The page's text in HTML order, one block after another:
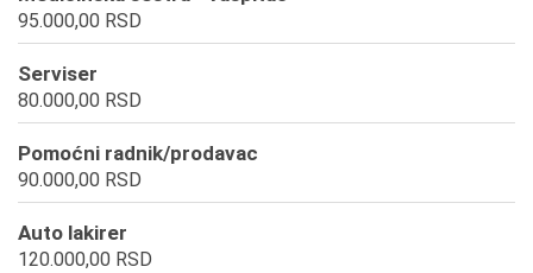
95.000,00 RSD
Serviser
80.000,00 RSD
Pomoćni radnik/prodavac
90.000,00 RSD
Auto lakirer
120.000,00 RSD